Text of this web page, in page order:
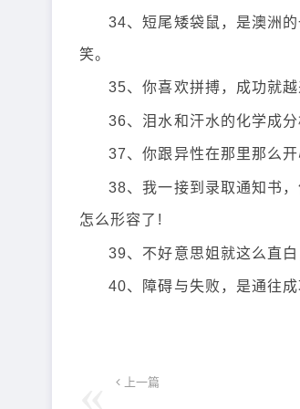
34、短尾矮袋鼠，是澳洲
笑。
35、你喜欢拼搏，成功就
36、泪水和汗水的化学成
37、你跟异性在那里那么开
38、我一接到录取通知书
怎么形容了!
39、不好意思姐就这么直白
40、障碍与失败，是通往
上一篇